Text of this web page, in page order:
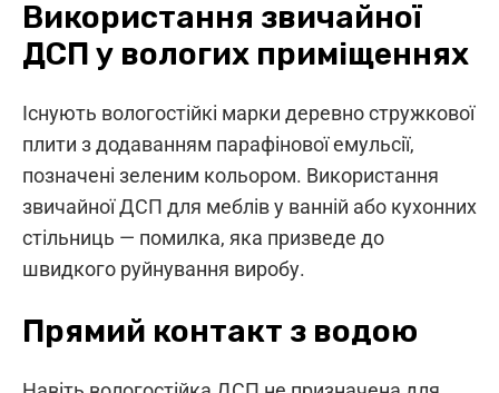
Використання звичайної
ДСП у вологих приміщеннях
Існують вологостійкі марки деревно стружкової
плити з додаванням парафінової емульсії,
позначені зеленим кольором. Використання
звичайної ДСП для меблів у ванній або кухонних
стільниць — помилка, яка призведе до
швидкого руйнування виробу.
Прямий контакт з водою